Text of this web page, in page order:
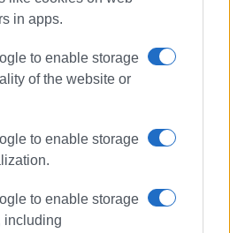
in apps.
to enable storage
of the website or
to enable storage
to enable storage
including